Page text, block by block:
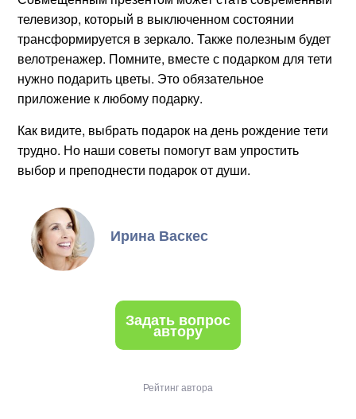
телевизор, который в выключенном состоянии
трансформируется в зеркало. Также полезным будет
велотренажер. Помните, вместе с подарком для тети
нужно подарить цветы. Это обязательное
приложение к любому подарку.
Как видите, выбрать подарок на день рождение тети
трудно. Но наши советы помогут вам упростить
выбор и преподнести подарок от души.
Ирина Васкес
Задать вопрос
автору
Рейтинг автора